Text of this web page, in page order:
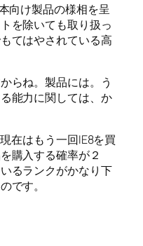
向け製品の様相を呈
を除いても取り扱っ
てはやされている高
らね。製品には。う
能力に関しては、か
在はもう一回IE8を買
購入する確率が２
るランクがかなり下
です。